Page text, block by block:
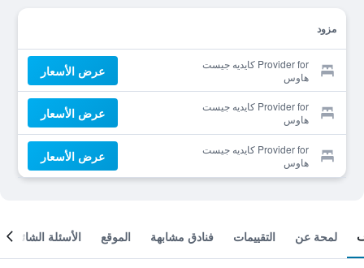
مزود
Provider for كايديه جيست
هاوس
عرض الأسعار
Provider for كايديه جيست
هاوس
عرض الأسعار
Provider for كايديه جيست
هاوس
عرض الأسعار
لمحة عن التقييمات فنادق مشابهة الموقع الأسئلة الشائعة